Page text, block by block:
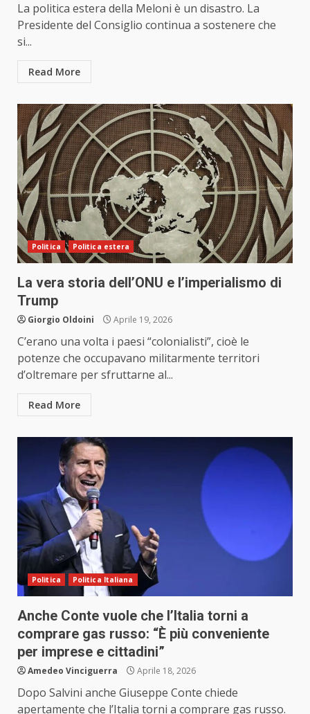
La politica estera della Meloni è un disastro. La
Presidente del Consiglio continua a sostenere che
si...
Read More
Politica Politica estera
La vera storia dell’ONU e l’imperialismo di
Trump
Giorgio Oldoini Aprile 19, 2026
C’erano una volta i paesi “colonialisti”, cioè le
potenze che occupavano militarmente territori
d’oltremare per sfruttarne al...
Read More
Politica Politica Italiana
Anche Conte vuole che l’Italia torni a
comprare gas russo: “È più conveniente
per imprese e cittadini”
Amedeo Vinciguerra Aprile 18, 2026
Dopo Salvini anche Giuseppe Conte chiede
apertamente che l’Italia torni a comprare gas russo.